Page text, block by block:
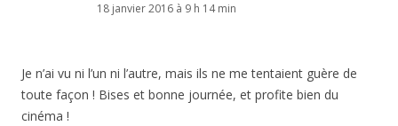
18 janvier 2016 à 9 h 14 min
Je n’ai vu ni l’un ni l’autre, mais ils ne me tentaient guère de
toute façon ! Bises et bonne journée, et profite bien du
cinéma !